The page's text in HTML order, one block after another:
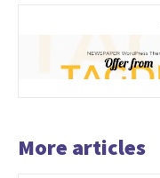
More articles